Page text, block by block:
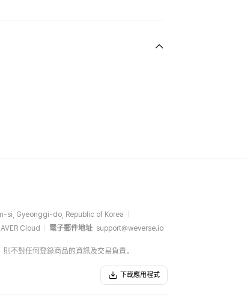
si, Gyeonggi-do, Republic of Korea
Cloud 電子郵件地址 support@weverse.io
不對任何登錄商品的資訊及交易負責。
下載應用程式